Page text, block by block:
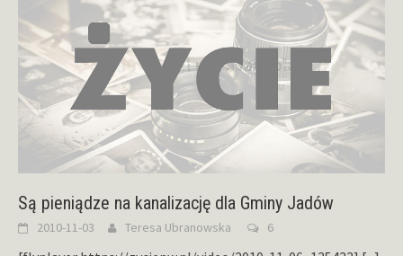
Są pieniądze na kanalizację dla Gminy Jadów
2010-11-03 Teresa Ubranowska 6